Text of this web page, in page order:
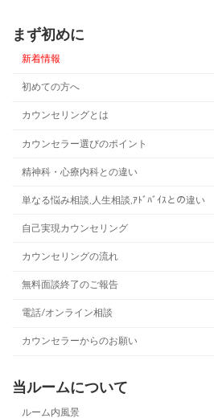
まず初めに
新着情報
初めての方へ
カウンセリングとは
カウンセラー選びのポイント
精神科・心療内科との違い
単なる悩み相談,人生相談,ｱﾄﾞﾊﾞｲｽとの違い
自己実現カウンセリング
カウンセリングの流れ
無料面談終了のご報告
電話/オンライン相談
カウンセラーからのお願い
当ルームについて
ルーム内風景